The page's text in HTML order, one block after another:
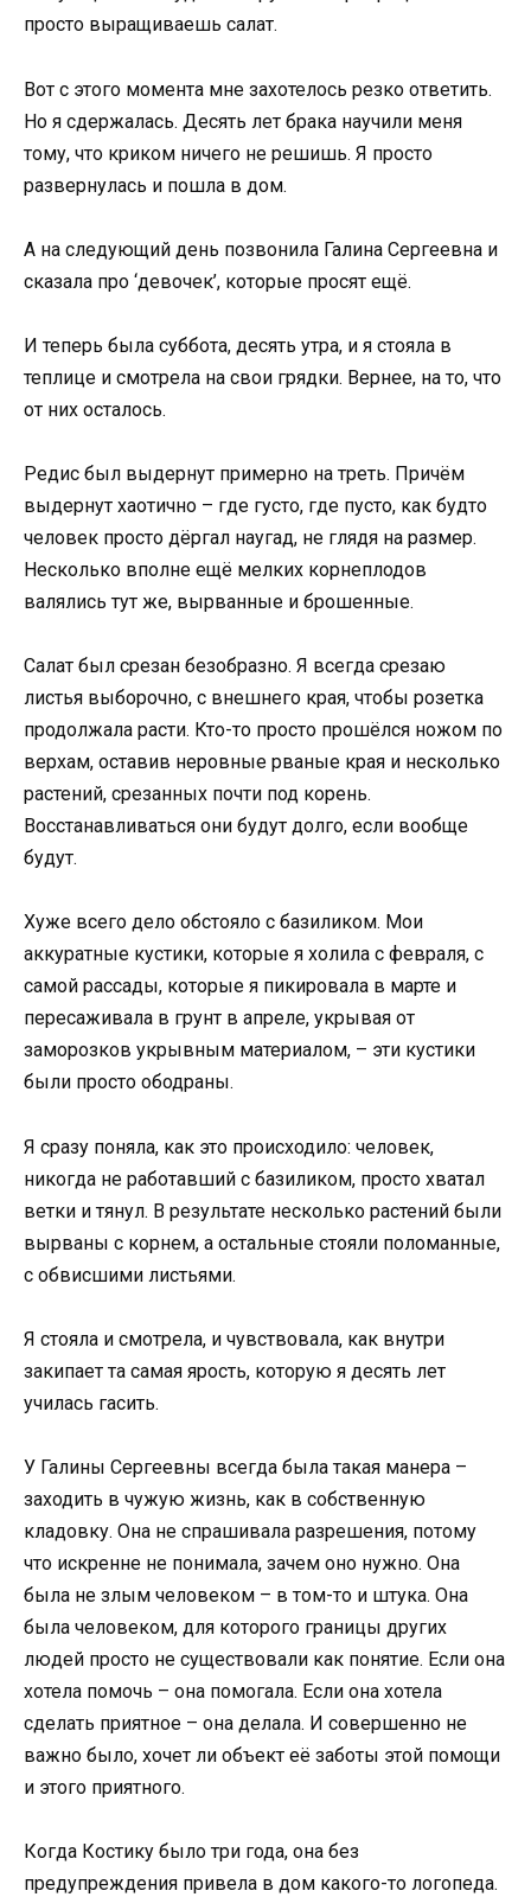
просто выращиваешь салат.
Вот с этого момента мне захотелось резко ответить.
Но я сдержалась. Десять лет брака научили меня
тому, что криком ничего не решишь. Я просто
развернулась и пошла в дом.
А на следующий день позвонила Галина Сергеевна и
сказала про ‘девочек’, которые просят ещё.
И теперь была суббота, десять утра, и я стояла в
теплице и смотрела на свои грядки. Вернее, на то, что
от них осталось.
Редис был выдернут примерно на треть. Причём
выдернут хаотично – где густо, где пусто, как будто
человек просто дёргал наугад, не глядя на размер.
Несколько вполне ещё мелких корнеплодов
валялись тут же, вырванные и брошенные.
Салат был срезан безобразно. Я всегда срезаю
листья выборочно, с внешнего края, чтобы розетка
продолжала расти. Кто-то просто прошёлся ножом по
верхам, оставив неровные рваные края и несколько
растений, срезанных почти под корень.
Восстанавливаться они будут долго, если вообще
будут.
Хуже всего дело обстояло с базиликом. Мои
аккуратные кустики, которые я холила с февраля, с
самой рассады, которые я пикировала в марте и
пересаживала в грунт в апреле, укрывая от
заморозков укрывным материалом, – эти кустики
были просто ободраны.
Я сразу поняла, как это происходило: человек,
никогда не работавший с базиликом, просто хватал
ветки и тянул. В результате несколько растений были
вырваны с корнем, а остальные стояли поломанные,
с обвисшими листьями.
Я стояла и смотрела, и чувствовала, как внутри
закипает та самая ярость, которую я десять лет
училась гасить.
У Галины Сергеевны всегда была такая манера –
заходить в чужую жизнь, как в собственную
кладовку. Она не спрашивала разрешения, потому
что искренне не понимала, зачем оно нужно. Она
была не злым человеком – в том-то и штука. Она
была человеком, для которого границы других
людей просто не существовали как понятие. Если она
хотела помочь – она помогала. Если она хотела
сделать приятное – она делала. И совершенно не
важно было, хочет ли объект её заботы этой помощи
и этого приятного.
Когда Костику было три года, она без
предупреждения привела в дом какого-то логопеда.